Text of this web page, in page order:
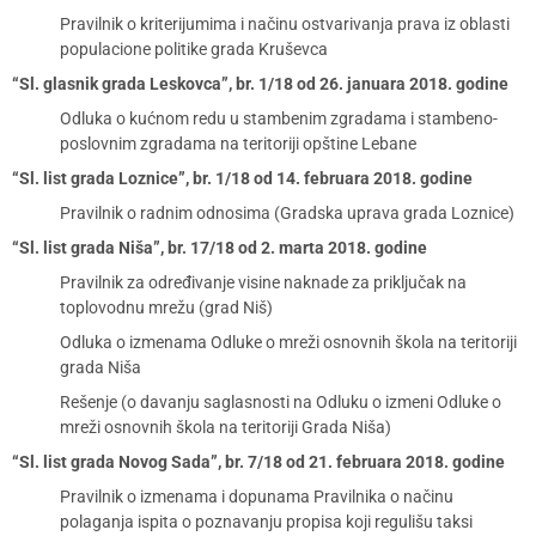
Pravilnik o kriterijumima i načinu ostvarivanja prava iz oblasti
populacione politike grada Kruševca
“Sl. glasnik grada Leskovca”, br. 1/18 od 26. januara 2018. godine
Odluka o kućnom redu u stambenim zgradama i stambeno-
poslovnim zgradama na teritoriji opštine Lebane
“Sl. list grada Loznice”, br. 1/18 od 14. februara 2018. godine
Pravilnik o radnim odnosima (Gradska uprava grada Loznice)
“Sl. list grada Niša”, br. 17/18 od 2. marta 2018. godine
Pravilnik za određivanje visine naknade za priključak na
toplovodnu mrežu (grad Niš)
Odluka o izmenama Odluke o mreži osnovnih škola na teritoriji
grada Niša
Rešenje (o davanju saglasnosti na Odluku o izmeni Odluke o
mreži osnovnih škola na teritoriji Grada Niša)
“Sl. list grada Novog Sada”, br. 7/18 od 21. februara 2018. godine
Pravilnik o izmenama i dopunama Pravilnika o načinu
polaganja ispita o poznavanju propisa koji regulišu taksi